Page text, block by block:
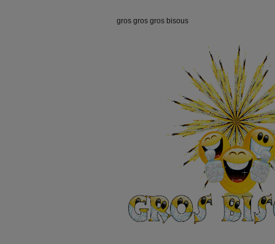
gros gros gros bisous